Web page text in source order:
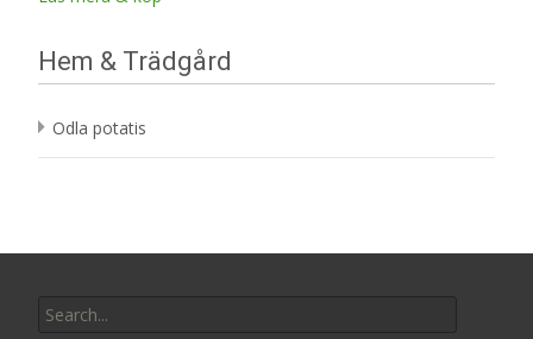
Hem & Trädgård
Odla potatis
for: